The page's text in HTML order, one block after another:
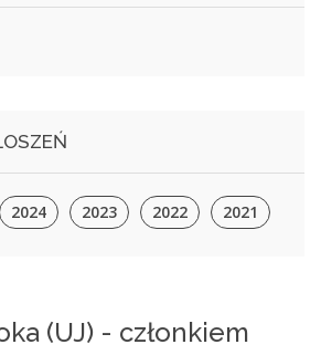
2024 2023 2022 2021
(UJ) - członkiem